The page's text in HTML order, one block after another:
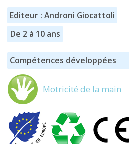
Editeur : Androni Giocattoli
De 2 à 10 ans
Compétences développées
Motricité de la main